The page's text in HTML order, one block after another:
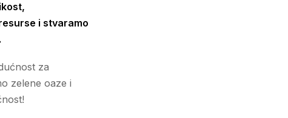
i stvaramo
za
zelene oaze i